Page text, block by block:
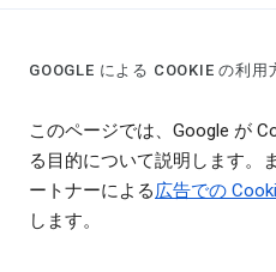
GOOGLE による COOKIE の利用
このページでは、Google が
る目的について説明します。
ートナーによる広告での
します。